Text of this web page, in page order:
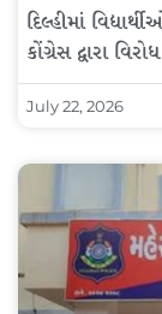
દિલ્હીમાં
કોંગ્રેસ દ્વારા
July 22, 2026